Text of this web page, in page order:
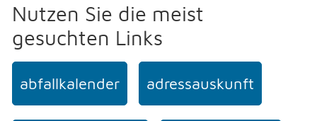
Nutzen Sie die meist
gesuchten Links
abfallkalender adressauskunft